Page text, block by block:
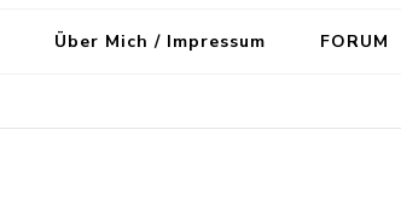
Über Mich / Impressum FORUM